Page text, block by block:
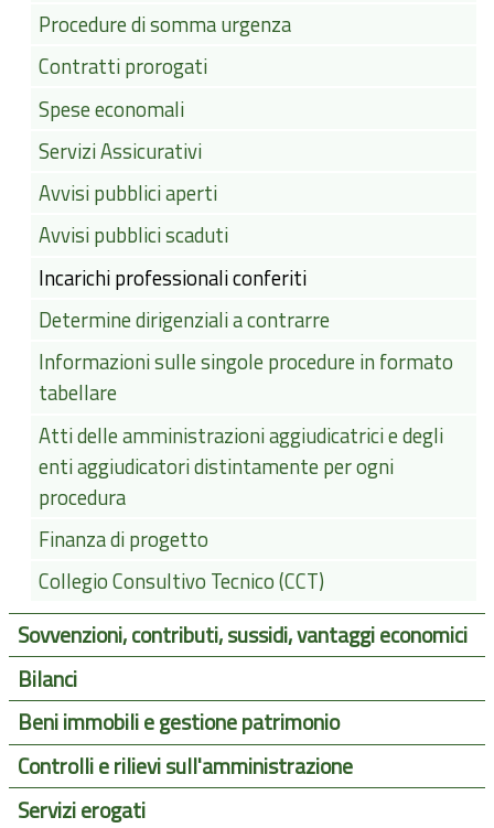
Procedure di somma urgenza
Contratti prorogati
Spese economali
Servizi Assicurativi
Avvisi pubblici aperti
Avvisi pubblici scaduti
Incarichi professionali conferiti
Determine dirigenziali a contrarre
Informazioni sulle singole procedure in formato
tabellare
Atti delle amministrazioni aggiudicatrici e degli
enti aggiudicatori distintamente per ogni
procedura
Finanza di progetto
Collegio Consultivo Tecnico (CCT)
Sovvenzioni, contributi, sussidi, vantaggi economici
Bilanci
Beni immobili e gestione patrimonio
Controlli e rilievi sull'amministrazione
Servizi erogati